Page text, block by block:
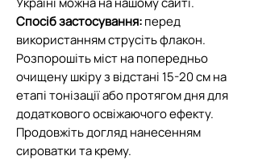
Спосіб застосування:перед
використанням струсіть флакон.
Розпорошіть міст на попередньо
очищену шкіру з відстані 15-20 см на
етапі тонізації або протягом дня для
додаткового освіжаючого ефекту.
Продовжіть догляд нанесенням
сироватки та крему.